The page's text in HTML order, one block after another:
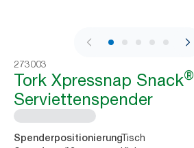
1 / 6
273003
Tork Xpressnap Snack®
Serviettenspender
SpenderpositionierungTisch